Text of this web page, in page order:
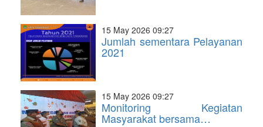
15 May 2026 09:27
Jumlah sementara Pelayanan
2021
15 May 2026 09:27
Monitoring Kegiatan
Masyarakat bersama…